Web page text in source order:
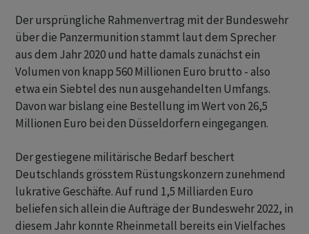
Der ursprüngliche Rahmenvertrag mit der Bundeswehr
über die Panzermunition stammt laut dem Sprecher
aus dem Jahr 2020 und hatte damals zunächst ein
Volumen von knapp 560 Millionen Euro brutto - also
etwa ein Siebtel des nun ausgehandelten Umfangs.
Davon war bislang eine Bestellung im Wert von 26,5
Millionen Euro bei den Düsseldorfern eingegangen.
Der gestiegene militärische Bedarf beschert
Deutschlands grösstem Rüstungskonzern zunehmend
lukrative Geschäfte. Auf rund 1,5 Milliarden Euro
beliefen sich allein die Aufträge der Bundeswehr 2022, in
diesem Jahr konnte Rheinmetall bereits ein Vielfaches